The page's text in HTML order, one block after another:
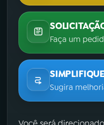
Faça um
SIMPLIFIQUE
Sugira